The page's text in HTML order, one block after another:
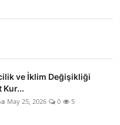
ve İklim Değişikliği
Kur...
May 25, 2026 0 5